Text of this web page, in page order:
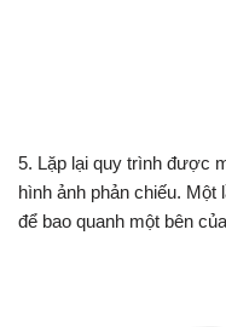
5. Lặp lại quy trình được
hình ảnh phản chiếu.
để bao quanh một bên